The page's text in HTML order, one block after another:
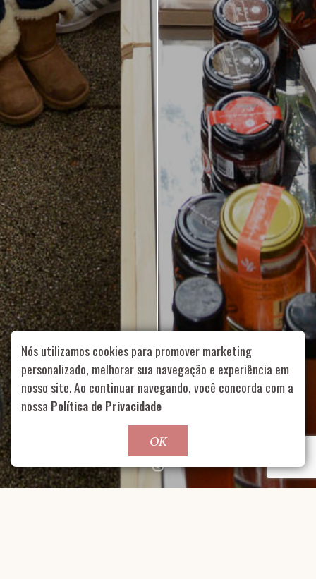
Rua Aurélia, 1714 – Vila Romana, São Paulo – SP | 55 11
99178-5848
contato@nucleofood.com
Role para continar
Nós utilizamos cookies para promover marketing
personalizado, melhorar sua navegação e experiência em
nosso site. Ao continuar navegando, você concorda com a
nossa Política de Privacidade
OK